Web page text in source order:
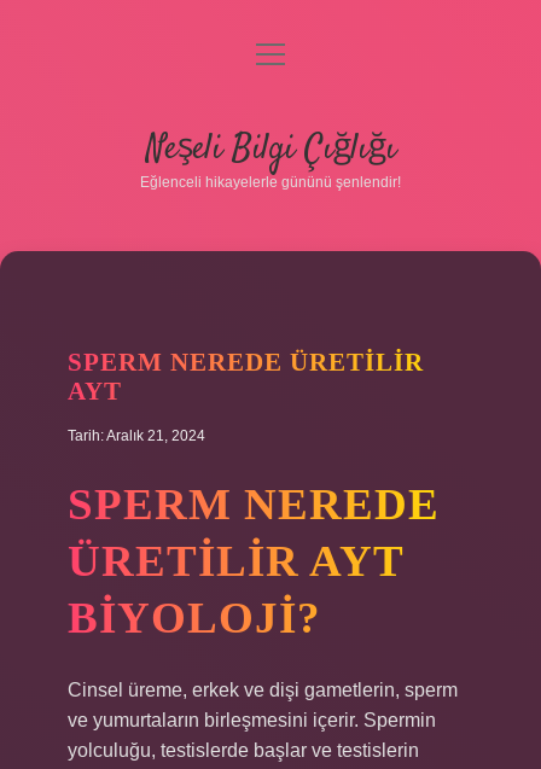
Gizlilik Politikası
Hakkımızda
menüyü
Neşeli Bilgi Çığlığı
Eğlenceli hikayelerle gününü şenlendir!
SPERM NEREDE ÜRETILIR
AYT
Tarih: Aralık 21, 2024
SPERM NEREDE
ÜRETILIR AYT
BIYOLOJI?
Cinsel üreme, erkek ve dişi gametlerin, sperm
ve yumurtaların birleşmesini içerir. Spermin
yolculuğu, testislerde başlar ve testislerin